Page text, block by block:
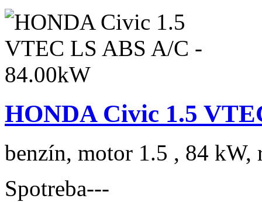
HONDA Civic 1.5
benzín, motor 1.5 , 84 kW,
Spotreba---